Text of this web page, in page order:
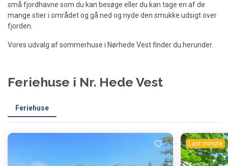
små fjordhavne som du kan besøge eller du kan tage en af de
mange stier i området og gå ned og nyde den smukke udsigt over
fjorden.
Vores udvalg af sommerhuse i Nørhede Vest finder du herunder.
Feriehuse i Nr. Hede Vest
Feriehuse
Last minute